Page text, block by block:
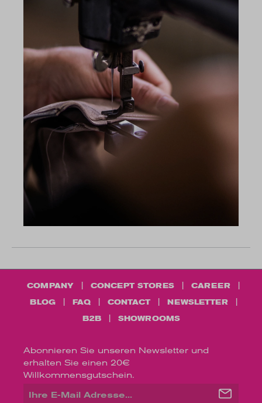
COMPANY CONCEPT STORES
CAREER
BLOG
FAQ CONTACT
NEWSLETTER
B2B
SHOWROOMS
Abonnieren Sie unseren Newsletter und
erhalten Sie einen 20€
Willkommensgutschein.